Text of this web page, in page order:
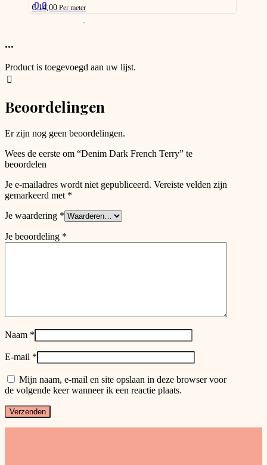
0.0
€14,00 Per meter
...
Product is toegevoegd aan uw lijst.
Beoordelingen
Er zijn nog geen beoordelingen.
Wees de eerste om “Denim Dark French Terry” te
beoordelen
Je e-mailadres wordt niet gepubliceerd. Vereiste velden zijn
gemarkeerd met *
Je waardering *
Je beoordeling *
Naam *
E-mail *
Mijn naam, e-mail en site opslaan in deze browser voor
de volgende keer wanneer ik een reactie plaats.